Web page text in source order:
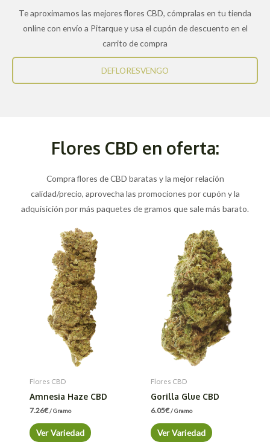
Te aproximamos las mejores flores CBD, cómpralas en tu tienda
online con envío a Pitarque y usa el cupón de descuento en el
carrito de compra
DEFLORESVENGO
Flores CBD en oferta:
Compra flores de CBD baratas y la mejor relación
calidad/precio, aprovecha las promociones por cupón y la
adquisición por más paquetes de gramos que sale más barato.
Flores CBD
Amnesia Haze CBD
7.26€/ Gramo
Ver Variedad
Flores CBD
Gorilla Glue CBD
6.05€/ Gramo
Ver Variedad